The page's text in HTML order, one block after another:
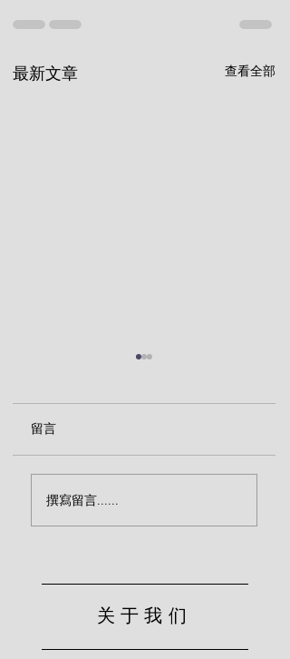
最新文章 查看全部
克）
留言
撰寫留言......
关于我们